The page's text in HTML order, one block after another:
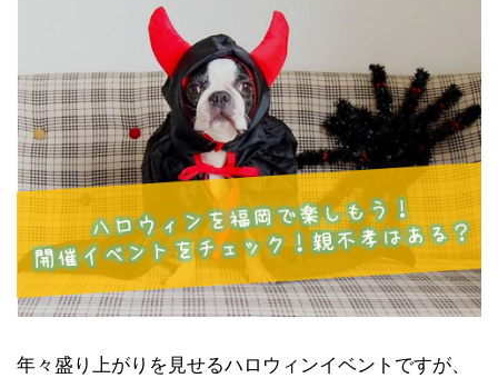
年々盛り上がりを見せるハロウィンイベントですが、